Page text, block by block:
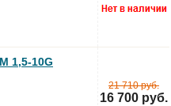
1,5-10G
21 710 руб.
16 700 руб.